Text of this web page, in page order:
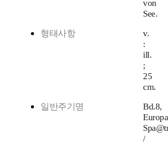
von
See.
형태사항
v.
:
ill.
;
25
cm.
일반주기명
Bd.8,
/